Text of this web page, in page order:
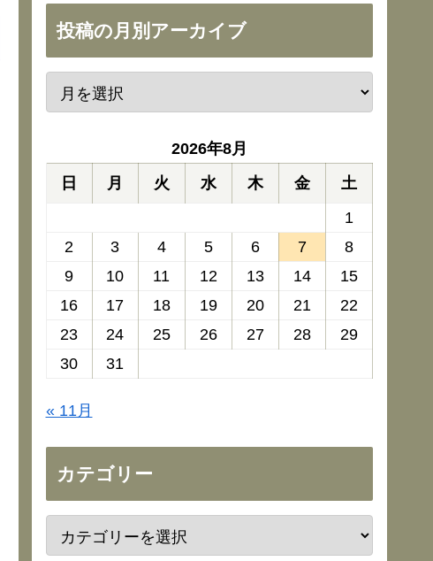
投稿の月別アーカイブ
2026年8月
日
月 火 水 木 金
土
1
2
3 4 5 6 7
8
9
10 11 12 13 14
15
16
17 18 19 20 21
22
23
24 25 26 27 28
29
30
31
« 11月
カテゴリー